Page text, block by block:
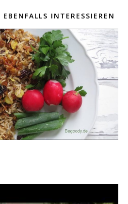
INTERESSIEREN